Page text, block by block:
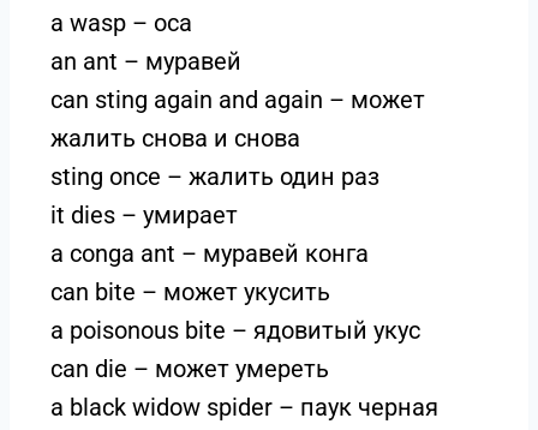
a wasp – оса
an ant – муравей
can sting again and again – может
жалить снова и снова
sting once – жалить один раз
it dies – умирает
a conga ant – муравей конга
can bite – может укусить
a poisonous bite – ядовитый укус
can die – может умереть
a black widow spider – паук черная